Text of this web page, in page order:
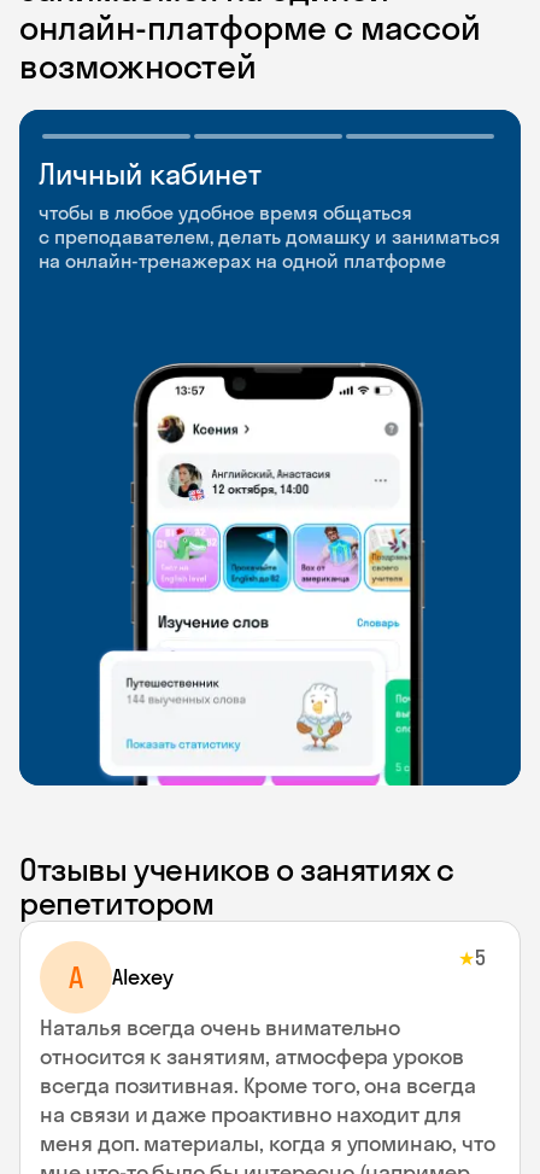
онлайн-платформе с массой
возможностей
Личный кабинет
чтобы в любое удобное время общаться
с преподавателем, делать домашку и заниматься
на онлайн-тренажерах на одной платформе
Мобильное
приложение
чтобы заниматься и изучать новые слова где
и когда удобно
Разговорные клубы
и Talks
Групповые занятия для разговорной практики
и индивидуальные встречи с преподавателями
Отзывы учеников о занятиях с
репетитором
A Alexey
★5
Наталья всегда очень внимательно
относится к занятиям, атмосфера уроков
всегда позитивная. Кроме того, она всегда
на связи и даже проактивно находит для
меня доп. материалы, когда я упоминаю, что